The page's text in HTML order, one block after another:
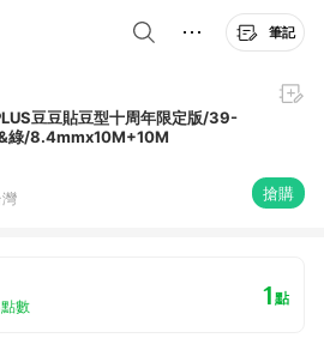
筆記
豆豆貼豆型十周年限定版/39-
綠/8.4mmx10M+10M
搶購
數 1點